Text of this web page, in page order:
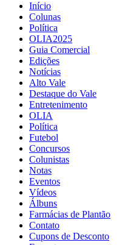
Início
Colunas
Política
OLIA2025
Guia Comercial
Edições
Notícias
Alto Vale
Destaque do Vale
Entretenimento
OLIA
Política
Futebol
Concursos
Colunistas
Notas
Eventos
Vídeos
Álbuns
Farmácias de Plantão
Contato
Cupons de Desconto